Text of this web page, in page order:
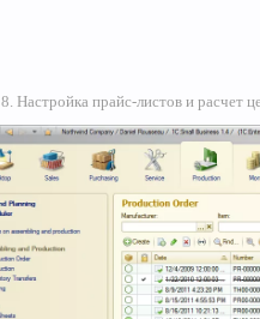
Настройка прайс‑листов и расчет